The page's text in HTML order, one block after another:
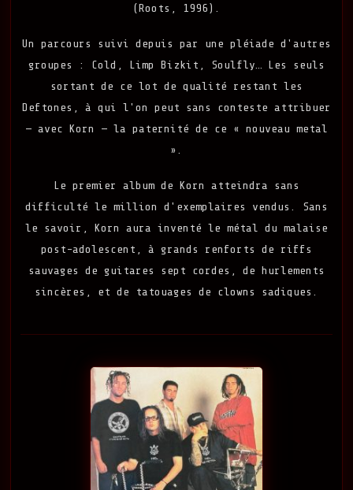
(Roots, 1996).
Un parcours suivi depuis par une pléiade d'autres
groupes : Cold, Limp Bizkit, Soulfly… Les seuls
sortant de ce lot de qualité restant les
Deftones, à qui l'on peut sans conteste attribuer
— avec Korn — la paternité de ce « nouveau metal
».
Le premier album de Korn atteindra sans
difficulté le million d'exemplaires vendus. Sans
le savoir, Korn aura inventé le métal du malaise
post-adolescent, à grands renforts de riffs
sauvages de guitares sept cordes, de hurlements
sincères, et de tatouages de clowns sadiques.